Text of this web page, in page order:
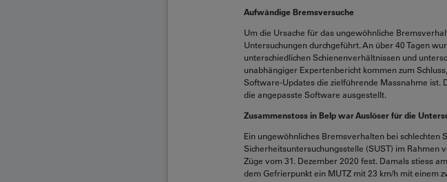
Aufwändige Bremsversuche
Um die Ursache für das ungewöhnliche
Untersuchungen durchgeführt. An über 40 Tagen
unterschiedlichen Schienenverhältnissen und
unabhängiger Expertenbericht kommen zum
Software-Updates die zielführende Massnahme
die angepasste Software ausgestellt.
Zusammenstoss in Belp war Auslöser für die
Ein ungewöhnliches Bremsverhalten bei schlechten
Sicherheitsuntersuchungsstelle (SUST) im Rahmen
Züge vom 31. Dezember 2020 fest. Damals stiess
dem Gefrierpunkt ein MUTZ mit 23 km/h mit einem